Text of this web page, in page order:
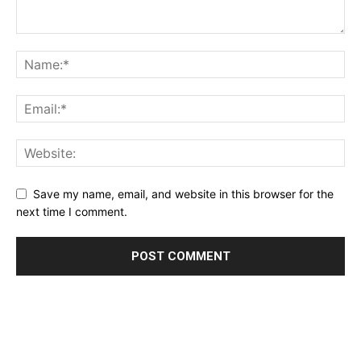
Save my name, email, and website in this browser for the
next time I comment.